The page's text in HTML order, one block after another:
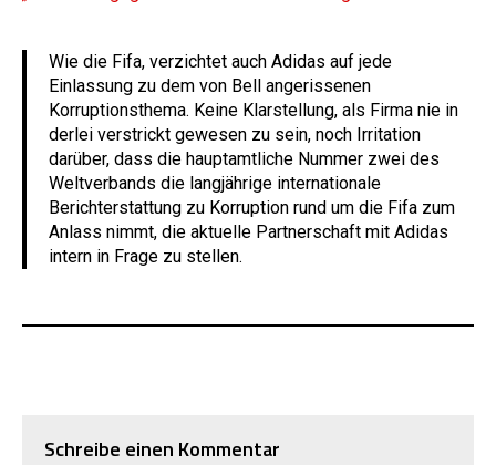
Wie die Fifa, verzichtet auch Adidas auf jede
Einlassung zu dem von Bell angerissenen
Korruptionsthema. Keine Klarstellung, als Firma nie in
derlei verstrickt gewesen zu sein, noch Irritation
darüber, dass die hauptamtliche Nummer zwei des
Weltverbands die langjährige internationale
Berichterstattung zu Korruption rund um die Fifa zum
Anlass nimmt, die aktuelle Partnerschaft mit Adidas
intern in Frage zu stellen.
Schreibe einen Kommentar